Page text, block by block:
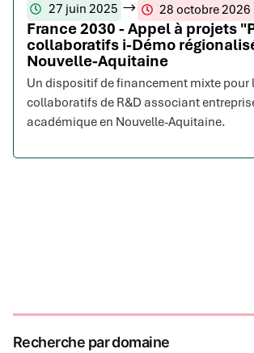
27 juin 2025 28 octobre 2026
France 2030 - Appel à projets
collaboratifs i-Démo
Nouvelle-Aquitaine
Un dispositif de financement mixte pour
collaboratifs de R&D associant
académique en Nouvelle-Aquitaine.
Recherche par domaine